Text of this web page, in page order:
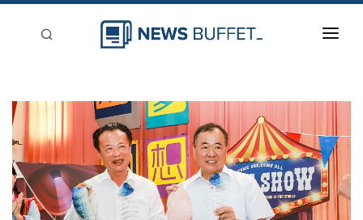
新聞稿分類
登入
刊登